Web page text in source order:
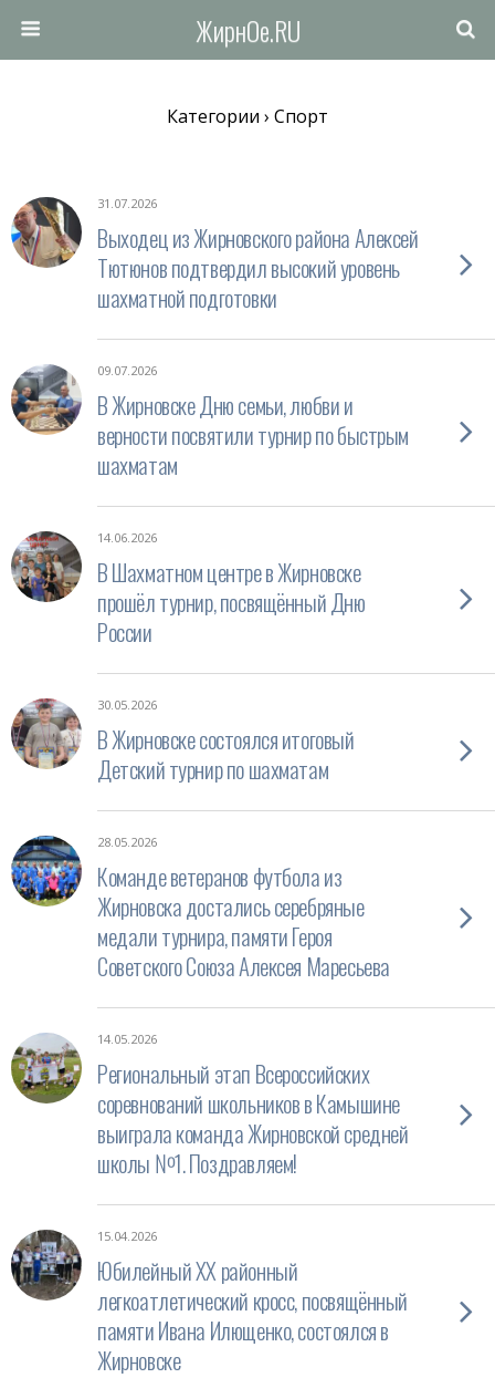
ЖирнОе.RU
Категории › Спорт
31.07.2026
Выходец из Жирновского района Алексей
Тютюнов подтвердил высокий уровень
шахматной подготовки
09.07.2026
В Жирновске Дню семьи, любви и
верности посвятили турнир по быстрым
шахматам
14.06.2026
В Шахматном центре в Жирновске
прошёл турнир, посвящённый Дню
России
30.05.2026
В Жирновске состоялся итоговый
Детский турнир по шахматам
28.05.2026
Команде ветеранов футбола из
Жирновска достались серебряные
медали турнира, памяти Героя
Советского Союза Алексея Маресьева
14.05.2026
Региональный этап Всероссийских
соревнований школьников в Камышине
выиграла команда Жирновской средней
школы №1. Поздравляем!
15.04.2026
Юбилейный XХ районный
легкоатлетический кросс, посвящённый
памяти Ивана Илющенко, состоялся в
Жирновске